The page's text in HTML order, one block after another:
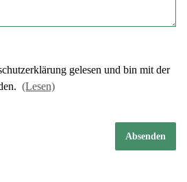
gelesen und bin mit der
(Lesen)
Absenden